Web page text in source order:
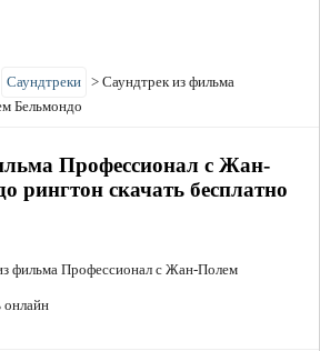
Саундтреки > Саундтрек из фильма
Бельмондо
Профессионал с Жан-
рингтон скачать бесплатно
фильма Профессионал с Жан-Полем
онлайн